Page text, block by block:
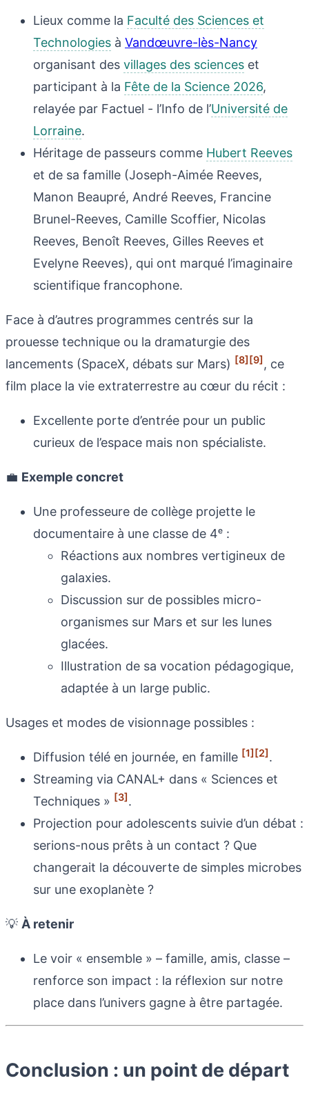
Lieux comme la Faculté des Sciences et
Technologies à Vandœuvre-lès-Nancy
organisant des villages des sciences et
participant à la Fête de la Science 2026,
relayée par Factuel - l’Info de l’Université de
Lorraine.
Héritage de passeurs comme Hubert Reeves
et de sa famille (Joseph-Aimée Reeves,
Manon Beaupré, André Reeves, Francine
Brunel-Reeves, Camille Scoffier, Nicolas
Reeves, Benoît Reeves, Gilles Reeves et
Evelyne Reeves), qui ont marqué l’imaginaire
scientifique francophone.
Face à d’autres programmes centrés sur la
prouesse technique ou la dramaturgie des
lancements (SpaceX, débats sur Mars) [8][9] , ce
film place la vie extraterrestre au cœur du récit :
Excellente porte d’entrée pour un public
curieux de l’espace mais non spécialiste.
💼 Exemple concret
Une professeure de collège projette le
documentaire à une classe de 4ᵉ :
Réactions aux nombres vertigineux de
galaxies.
Discussion sur de possibles micro-
organismes sur Mars et sur les lunes
glacées.
Illustration de sa vocation pédagogique,
adaptée à un large public.
Usages et modes de visionnage possibles :
Diffusion télé en journée, en famille [1][2].
Streaming via CANAL+ dans « Sciences et
Techniques » [3].
Projection pour adolescents suivie d’un débat :
serions-nous prêts à un contact ? Que
changerait la découverte de simples microbes
sur une exoplanète ?
💡 À retenir
Le voir « ensemble » – famille, amis, classe –
renforce son impact : la réflexion sur notre
place dans l’univers gagne à être partagée.
Conclusion : un point de départ